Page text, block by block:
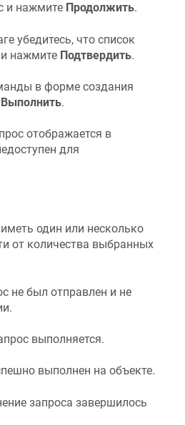
и нажмите Продолжить.
убедитесь, что список
нажмите Подтвердить.
в форме создания
Выполнить.
отображается в
для
один или несколько
от количества выбранных
не был отправлен и не
выполняется.
выполнен на объекте.
запроса завершилось